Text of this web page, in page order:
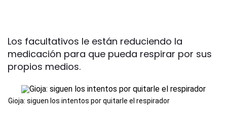
Los facultativos le están reduciendo la
medicación para que pueda respirar por sus
propios medios.
Gioja: siguen los intentos por quitarle el respirador